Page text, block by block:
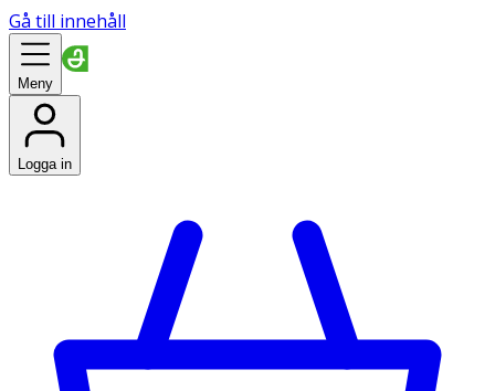
Gå till innehåll
Meny
Logga in